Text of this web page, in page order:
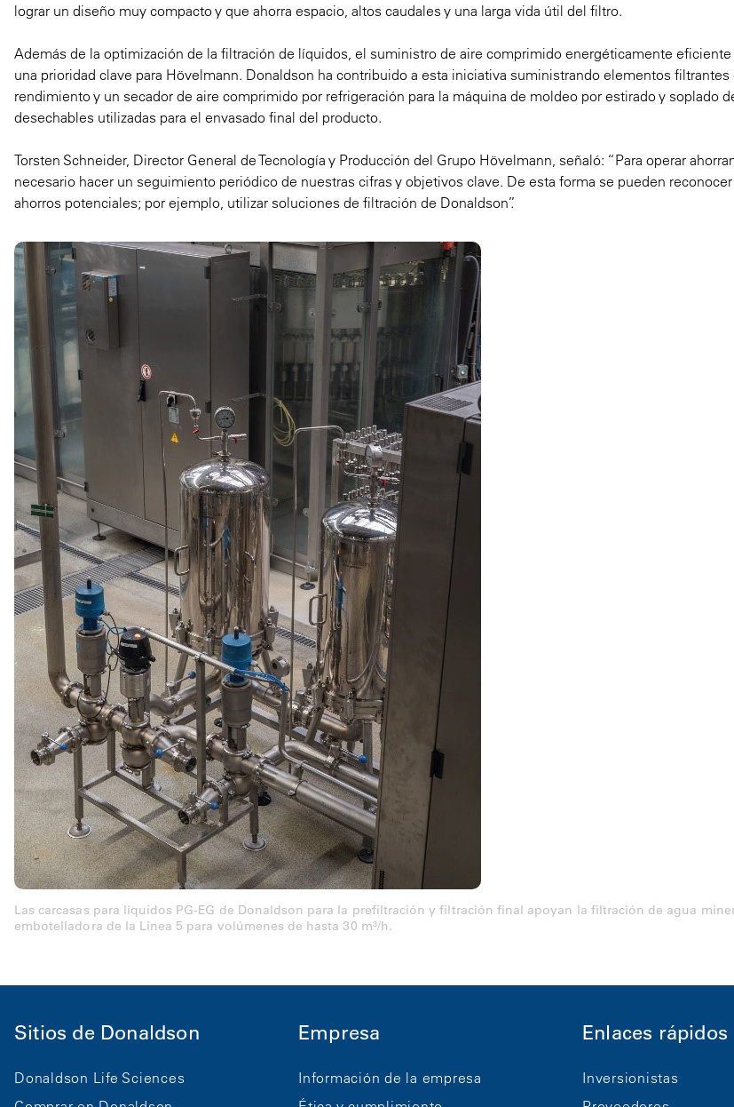
lograr un diseño muy compacto y que ahorra espacio, altos caudales y una larga vida útil del filtro.
Además de la optimización de la filtración de líquidos, el suministro de aire comprimido energéticamente
una prioridad clave para Hövelmann. Donaldson ha contribuido a esta iniciativa suministrando elementos filtrantes
rendimiento y un secador de aire comprimido por refrigeración para la máquina de moldeo por estirado y soplado
desechables utilizadas para el envasado final del producto.
Torsten Schneider, Director General de Tecnología y Producción del Grupo Hövelmann, señaló: “Para operar
necesario hacer un seguimiento periódico de nuestras cifras y objetivos clave. De esta forma se pueden
ahorros potenciales; por ejemplo, utilizar soluciones de filtración de Donaldson”.
Las carcasas para líquidos PG-EG de Donaldson para la prefiltración y filtración final apoyan la filtración de agua
embotelladora de la Línea 5 para volúmenes de hasta 30 m³/h.
Sitios de Donaldson
Donaldson Life Sciences
Empresa
Información de la empresa
Enlaces rápidos
Inversionistas